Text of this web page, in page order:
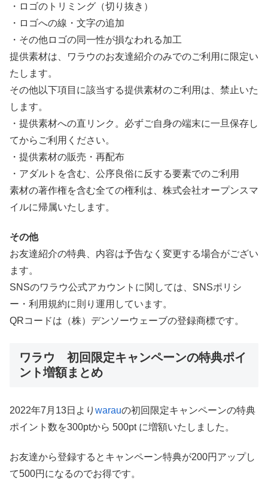
・ロゴのトリミング（切り抜き）
・ロゴへの線・文字の追加
・その他ロゴの同一性が損なわれる加工
提供素材は、ワラウのお友達紹介のみでのご利用に限定い
たします。
その他以下項目に該当する提供素材のご利用は、禁止いた
します。
・提供素材への直リンク。必ずご自身の端末に一旦保存し
てからご利用ください。
・提供素材の販売・再配布
・アダルトを含む、公序良俗に反する要素でのご利用
素材の著作権を含む全ての権利は、株式会社オープンスマ
イルに帰属いたします。
その他
お友達紹介の特典、内容は予告なく変更する場合がござい
ます。
SNSのワラウ公式アカウントに関しては、SNSポリシ
ー・利用規約に則り運用しています。
QRコードは（株）デンソーウェーブの登録商標です。
ワラウ 初回限定キャンペーンの特典ポイ
ント増額まとめ
2022年7月13日より warauの初回限定キャンペーンの特典
ポイント数を300ptから 500pt に増額いたしました。
お友達から登録するとキャンペーン特典が200円アップし
て500円になるのでお得です。